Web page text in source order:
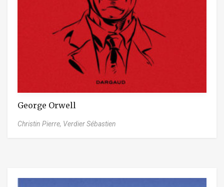
George Orwell
Christin Pierre, Verdier Sébastien